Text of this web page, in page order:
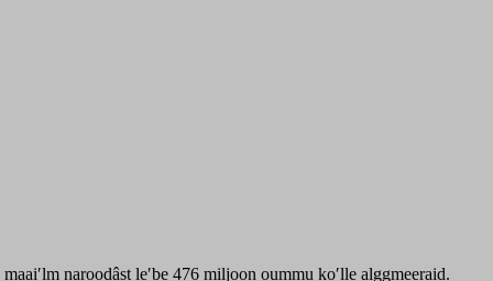
maaiʹlm naroodâst leʹbe 476 miljoon oummu koʹlle alggmeeraid.